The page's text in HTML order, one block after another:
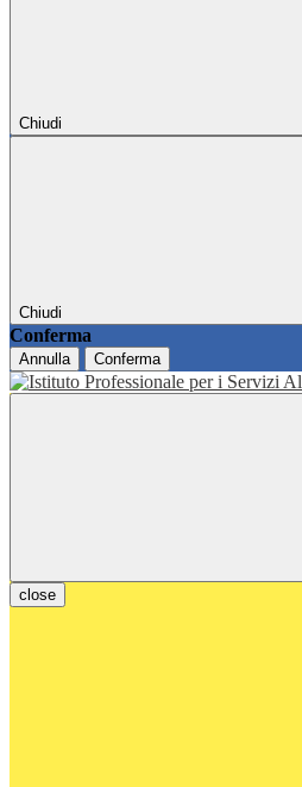
Chiudi
Chiudi
Conferma
Annulla Conferma
close